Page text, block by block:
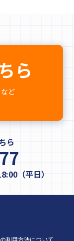
ら
ど
ら
（平日）
利用方法について